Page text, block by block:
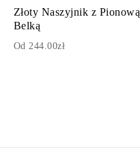
Złoty Naszyjnik z Pionową
Belką
Od 244.00zł